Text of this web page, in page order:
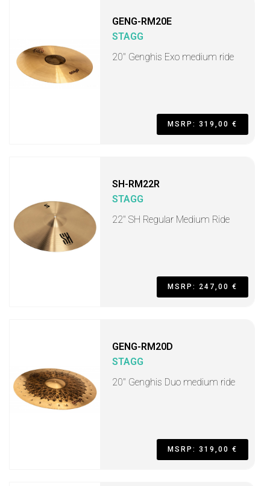
GENG-RM20E
STAGG
20" Genghis Exo medium ride
MSRP: 319,00 €
SH-RM22R
STAGG
22" SH Regular Medium Ride
MSRP: 247,00 €
GENG-RM20D
STAGG
20" Genghis Duo medium ride
MSRP: 319,00 €